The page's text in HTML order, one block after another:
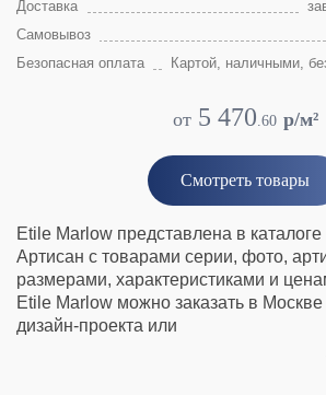
Доставка
Самовывоз
Безопасная оплата
Картой, наличными,
от 5 470.60 p/м²
Смотреть товары
Etile Marlow представлена в
Артисан с товарами серии, фото,
размерами, характеристиками и
Etile Marlow можно заказать в
дизайн-проекта или